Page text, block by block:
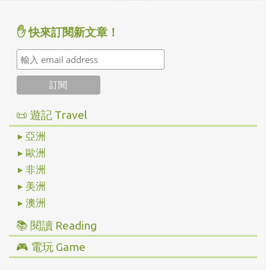
✋ 快來訂閱新文章！
📜 遊記 Travel
▸ 亞洲
▸ 歐洲
▸ 非洲
▸ 美洲
▸ 澳洲
📚 閱讀 Reading
▸ 投資理財
▸ 經營管理
🎮 電玩 Game